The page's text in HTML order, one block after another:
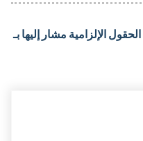
الحقول الإلزامية مشار إليها بـ